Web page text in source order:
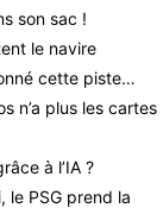
son sac !
le navire
cette piste…
n’a plus les cartes
à l’IA ?
le PSG prend la